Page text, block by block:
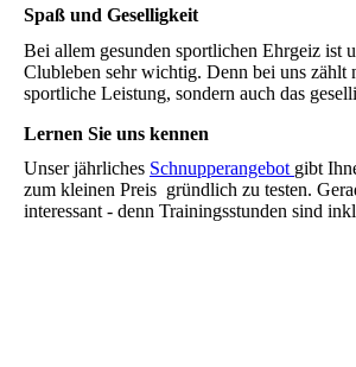
Spaß und Geselligkeit
Bei allem gesunden sportlichen Ehrgeiz ist
Clubleben sehr wichtig. Denn bei uns zählt
sportliche Leistung, sondern auch das
Lernen Sie uns kennen
Unser jährliches Schnupperangebot gibt
zum kleinen Preis gründlich zu testen.
interessant - denn Trainingsstunden sind